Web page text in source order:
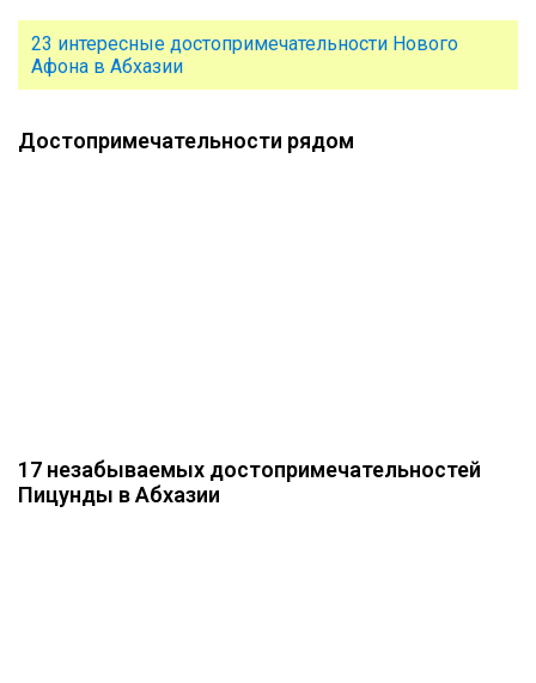
23 интересные достопримечательности Нового
Афона в Абхазии
Достопримечательности рядом
17 незабываемых достопримечательностей
Пицунды в Абхазии